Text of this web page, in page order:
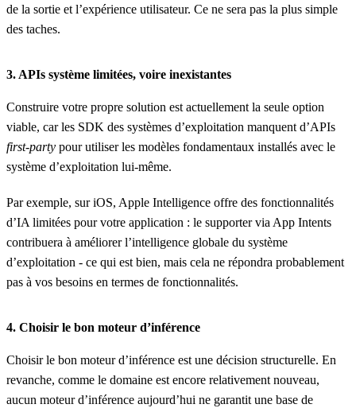
de la sortie et l’expérience utilisateur. Ce ne sera pas la plus simple
des taches.
3. APIs système limitées, voire inexistantes
Construire votre propre solution est actuellement la seule option
viable, car les SDK des systèmes d’exploitation manquent d’APIs
first-party pour utiliser les modèles fondamentaux installés avec le
système d’exploitation lui-même.
Par exemple, sur iOS, Apple Intelligence offre des fonctionnalités
d’IA limitées pour votre application : le supporter via App Intents
contribuera à améliorer l’intelligence globale du système
d’exploitation - ce qui est bien, mais cela ne répondra probablement
pas à vos besoins en termes de fonctionnalités.
4. Choisir le bon moteur d’inférence
Choisir le bon moteur d’inférence est une décision structurelle. En
revanche, comme le domaine est encore relativement nouveau,
aucun moteur d’inférence aujourd’hui ne garantit une base de